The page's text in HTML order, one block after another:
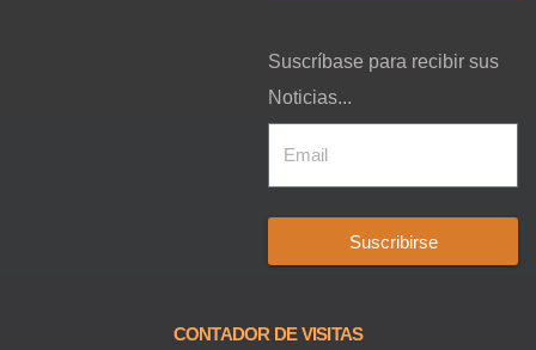
Suscríbase para recibir sus
Noticias...
Suscribirse
CONTADOR DE VISITAS